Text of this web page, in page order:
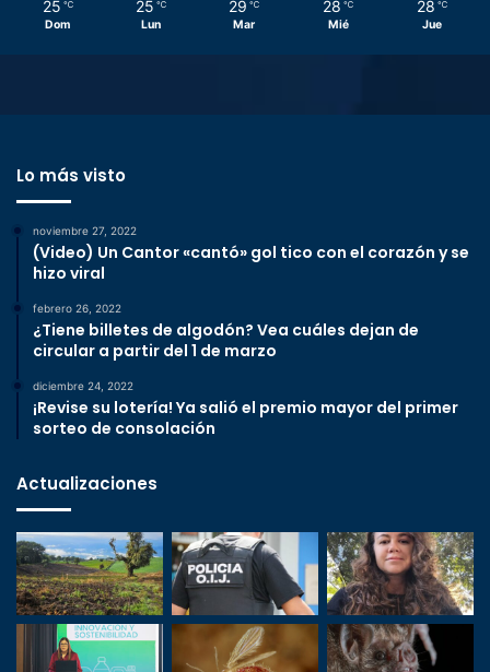
25 ℃
Dom
25 ℃
Lun
29 ℃
Mar
28 ℃
Mié
28 ℃
Jue
Lo más visto
noviembre 27, 2022
(Video) Un Cantor «cantó» gol tico con el corazón y se
hizo viral
febrero 26, 2022
¿Tiene billetes de algodón? Vea cuáles dejan de
circular a partir del 1 de marzo
diciembre 24, 2022
¡Revise su lotería! Ya salió el premio mayor del primer
sorteo de consolación
Actualizaciones